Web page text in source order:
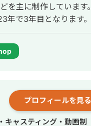
を主に制作しています。
で3年目となります。
プロフィールを見る
ャスティング・動画制